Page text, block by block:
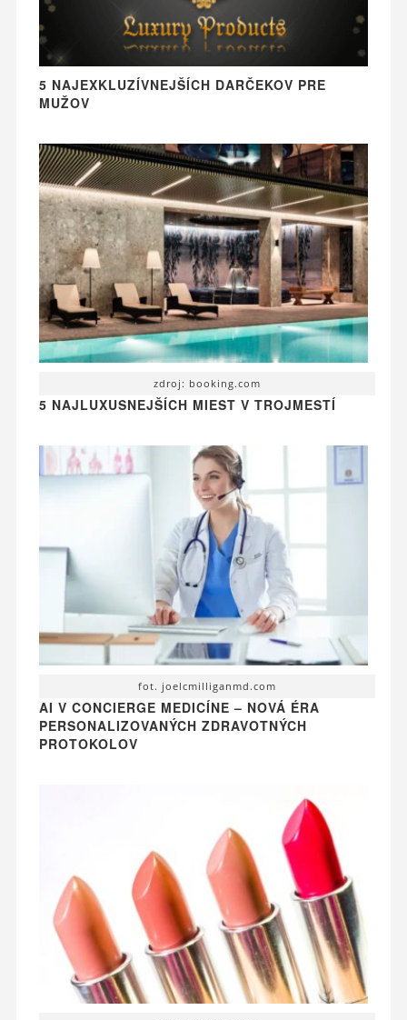
5 NAJEXKLUZÍVNEJŠÍCH DARČEKOV PRE
MUŽOV
zdroj: booking.com
5 NAJLUXUSNEJŠÍCH MIEST V TROJMESTÍ
fot. joelcmilliganmd.com
AI V CONCIERGE MEDICÍNE – NOVÁ ÉRA
PERSONALIZOVANÝCH ZDRAVOTNÝCH
PROTOKOLOV